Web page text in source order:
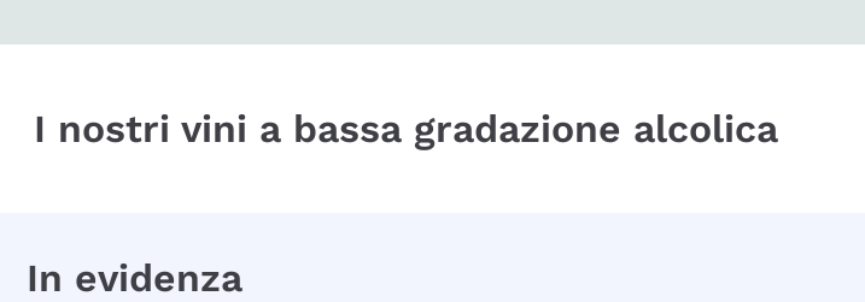
I nostri vini a bassa gradazione alcolica
In evidenza